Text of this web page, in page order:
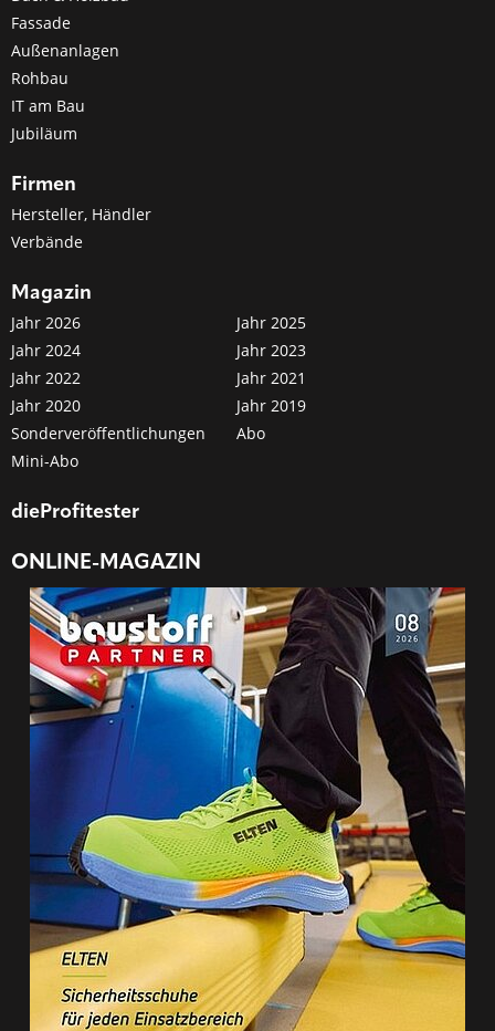
Fassade
Außenanlagen
Rohbau
IT am Bau
Jubiläum
Firmen
Hersteller, Händler
Verbände
Magazin
Jahr 2026
Jahr 2025
Jahr 2024
Jahr 2023
Jahr 2022
Jahr 2021
Jahr 2020
Jahr 2019
Sonderveröffentlichungen
Abo
Mini-Abo
dieProfitester
ONLINE-MAGAZIN